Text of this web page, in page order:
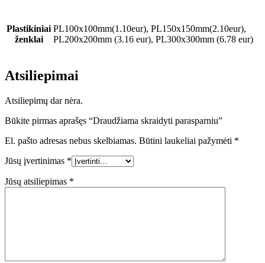
Plastikiniai
ženklai
PL100x100mm(1.10eur), PL150x150mm(2.10eur),
PL200x200mm (3.16 eur), PL300x300mm (6.78 eur)
Atsiliepimai
Atsiliepimų dar nėra.
Būkite pirmas aprašęs “Draudžiama skraidyti parasparniu”
El. pašto adresas nebus skelbiamas. Būtini laukeliai pažymėti *
Jūsų įvertinimas *
Jūsų atsiliepimas *